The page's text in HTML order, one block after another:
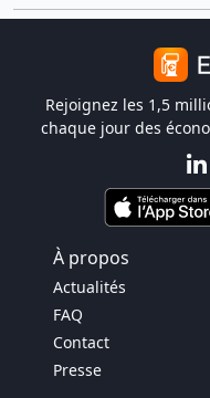
Rejoignez les 1,5
chaque jour des
À propos
Actualités
FAQ
Contact
Presse